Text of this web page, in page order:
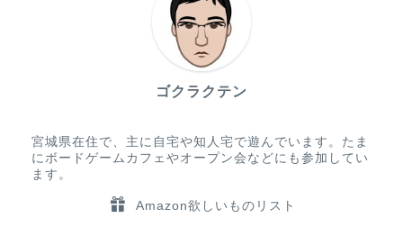
ゴクラクテン
宮城県在住で、主に自宅や知人宅で遊んでいます。たま
にボードゲームカフェやオープン会などにも参加してい
ます。
Amazon欲しいものリスト